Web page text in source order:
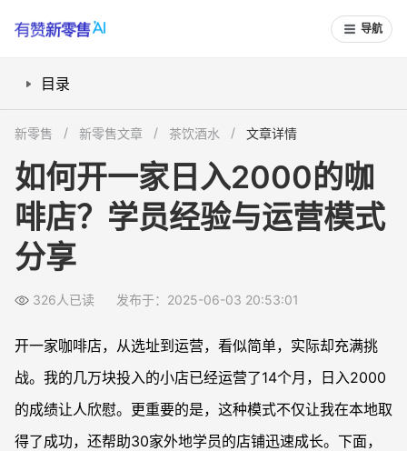
导航
目录
产品创新与私域运营：持续增长的驱动力
学员成功案例：复制模式，实现快速盈利
问题反馈与辅助支持：为创业者保驾护航
新零售 新零售文章 茶饮酒水 文章详情
如何开一家日入2000的咖
啡店？学员经验与运营模式
分享
326人已读 发布于：2025-06-03 20:53:01
开一家咖啡店，从选址到运营，看似简单，实际却充满挑
战。我的几万块投入的小店已经运营了14个月，日入2000
的成绩让人欣慰。更重要的是，这种模式不仅让我在本地取
得了成功，还帮助30家外地学员的店铺迅速成长。下面，